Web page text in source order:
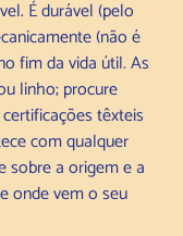
É durável (pelo
(não é
fim da vida útil. As
linho; procure
têxteis
com qualquer
sobre a origem e a
onde vem o seu